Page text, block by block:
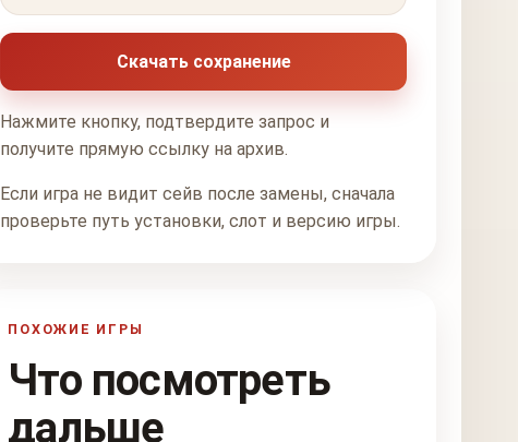
Скачать сохранение
Нажмите кнопку, подтвердите запрос и
получите прямую ссылку на архив.
Если игра не видит сейв после замены, сначала
проверьте путь установки, слот и версию игры.
ПОХОЖИЕ ИГРЫ
Что посмотреть
дальше